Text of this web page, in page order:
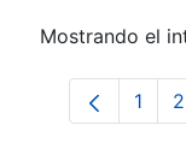
Mostrando el
1 2